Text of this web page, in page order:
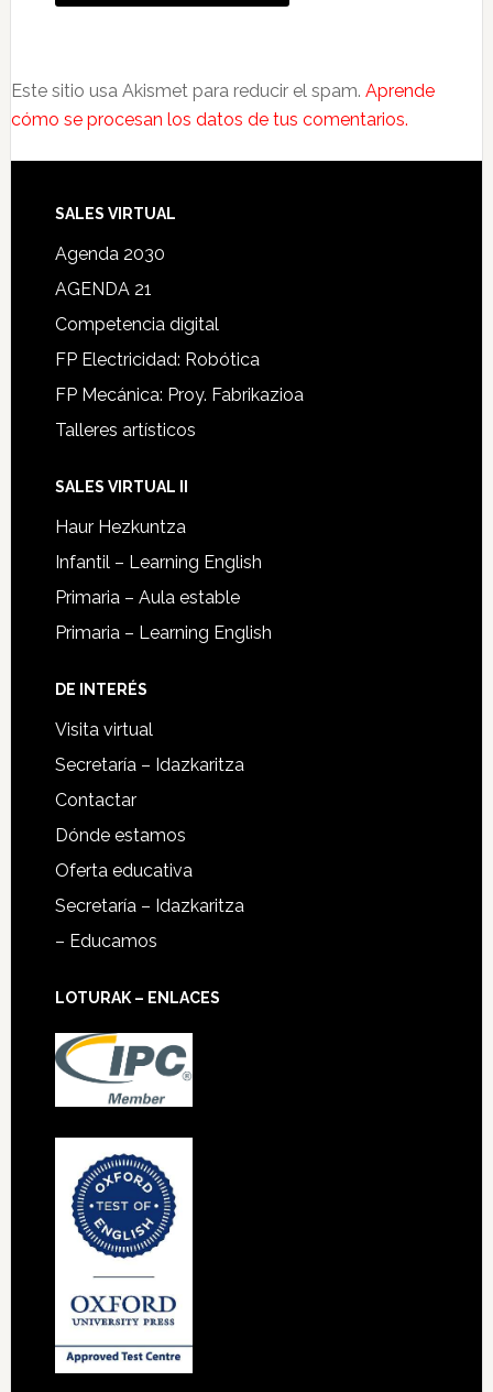
Este sitio usa Akismet para reducir el spam. Aprende
cómo se procesan los datos de tus comentarios.
SALES VIRTUAL
Agenda 2030
AGENDA 21
Competencia digital
FP Electricidad: Robótica
FP Mecánica: Proy. Fabrikazioa
Talleres artísticos
SALES VIRTUAL II
Haur Hezkuntza
Infantil – Learning English
Primaria – Aula estable
Primaria – Learning English
DE INTERÉS
Visita virtual
Secretaría – Idazkaritza
Contactar
Dónde estamos
Oferta educativa
Secretaría – Idazkaritza
– Educamos
LOTURAK – ENLACES